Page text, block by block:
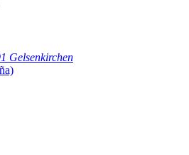
Gelsenkirchen